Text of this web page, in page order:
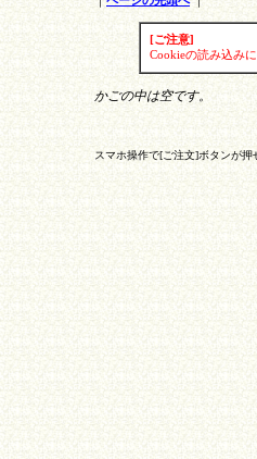
[ご注意]
Cookieの読み込み
かごの中は空です。
スマホ操作で[ご注文]ボタンが